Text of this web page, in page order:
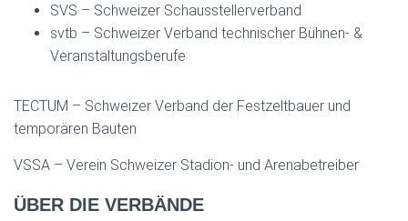
SVS – Schweizer Schausstellerverband
svtb – Schweizer Verband technischer Bühnen- &
Veranstaltungsberufe
TECTUM – Schweizer Verband der Festzeltbauer und
temporären Bauten
VSSA – Verein Schweizer Stadion- und Arenabetreiber
ÜBER DIE VERBÄNDE